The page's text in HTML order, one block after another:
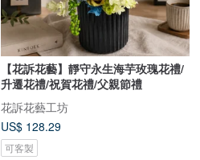
【花訴花藝】靜守永生海芋玫瑰花禮/
升遷花禮/祝賀花禮/父親節禮
花訴花藝工坊
US$ 128.29
可客製